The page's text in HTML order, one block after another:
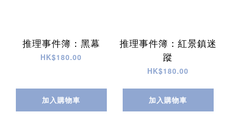
推理事件簿：黑幕
HK$180.00
加入購物車
推理事件簿：紅景鎮迷
蹤
HK$180.00
加入購物車